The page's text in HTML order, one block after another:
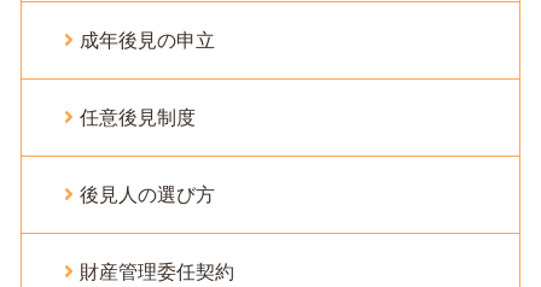
成年後見の申立
任意後見制度
後見人の選び方
財産管理委任契約